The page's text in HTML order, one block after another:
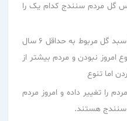
گل مردم سنندج کدام یک را
جواب سوال باکس گل میباشد زیرا سبد گل مربوط به حداقل 6 سال
امروز نبودن و مردم بیشتر از
اما تنوع
را تغییر داده و امروز مردم
سنندج هستند.